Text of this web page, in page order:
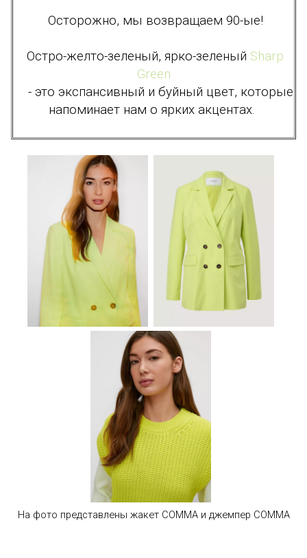
Осторожно, мы возвращаем 90-ые!
Остро-желто-зеленый, ярко-зеленый Sharp
Green
- это экспансивный и буйный цвет, которые
напоминает нам о ярких акцентах.
На фото представлены жакет COMMA и джемпер COMMA